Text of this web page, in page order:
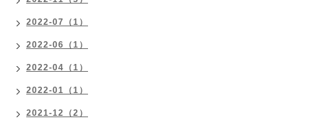
2022-07（1）
2022-06（1）
2022-04（1）
2022-01（1）
2021-12（2）